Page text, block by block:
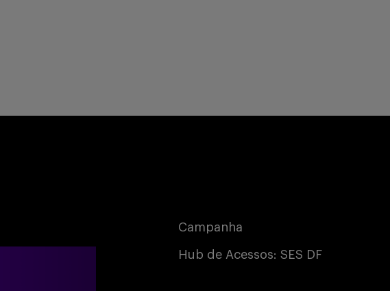
Campanha
Hub de Acessos: SES DF